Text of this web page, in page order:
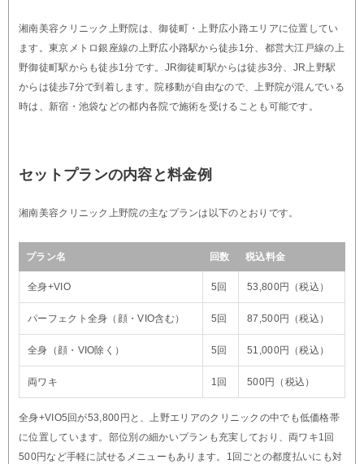
湘南美容クリニック上野院は、御徒町・上野広小路エリアに位置してい
ます。東京メトロ銀座線の上野広小路駅から徒歩1分、都営大江戸線の上
野御徒町駅からも徒歩1分です。JR御徒町駅からは徒歩3分、JR上野駅
からは徒歩7分で到着します。院移動が自由なので、上野院が混んでいる
時は、新宿・池袋などの都内各院で施術を受けることも可能です。
セットプランの内容と料金例
湘南美容クリニック上野院の主なプランは以下のとおりです。
プラン名 回数 税込料金
全身+VIO 5回 53,800円（税込）
パーフェクト全身（顔・VIO含む） 5回 87,500円（税込）
全身（顔・VIO除く） 5回 51,000円（税込）
両ワキ 1回 500円（税込）
全身+VIO5回が53,800円と、上野エリアのクリニックの中でも低価格帯
に位置しています。部位別の細かいプランも充実しており、両ワキ1回
500円など手軽に試せるメニューもあります。1回ごとの都度払いにも対